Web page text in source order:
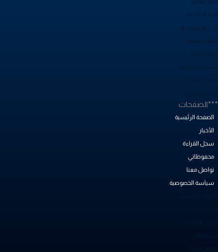
العالم
الاقتصاد
الصفحة الرئيسية
الأخبار
سجل القراءة
محفوظاتي
تواصل معنا
سياسة الخصوصية